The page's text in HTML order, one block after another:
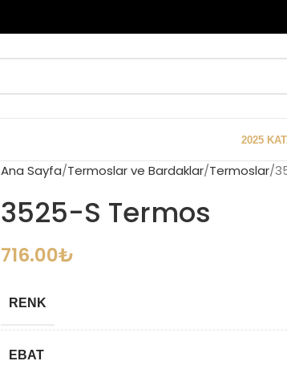
2025
Ana Sayfa Termoslar ve Bardaklar Termoslar
3525-S Termos
716.00₺
RENK
EBAT